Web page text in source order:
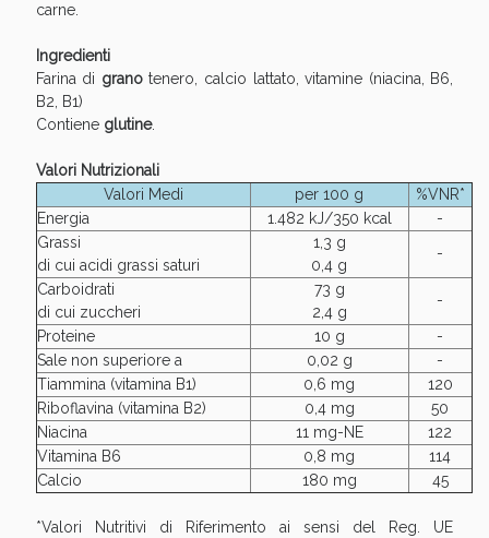
carne.
Ingredienti
Farina di granotenero, calcio lattato, vitamine (niacina, B6,
B2, B1)
Contiene glutine.
Valori Nutrizionali
Valori Medi
per 100 g
%VNR*
Energia
1.482 kJ/350 kcal
-
Grassi
di cui acidi grassi saturi
1,3 g
0,4 g
-
Carboidrati
di cui zuccheri
73 g
2,4 g
-
Proteine 10 g
-
Sale non superiore a
0,02 g
-
Tiammina (vitamina B1)
0,6 mg
120
Riboflavina (vitamina B2)
0,4 mg
50
Niacina
11 mg-NE
122
Vitamina B6
0,8 mg
114
Calcio
180 mg 45
*Valori Nutritivi di Riferimento ai sensi del Reg. UE
Scopri le offerte di Oggi